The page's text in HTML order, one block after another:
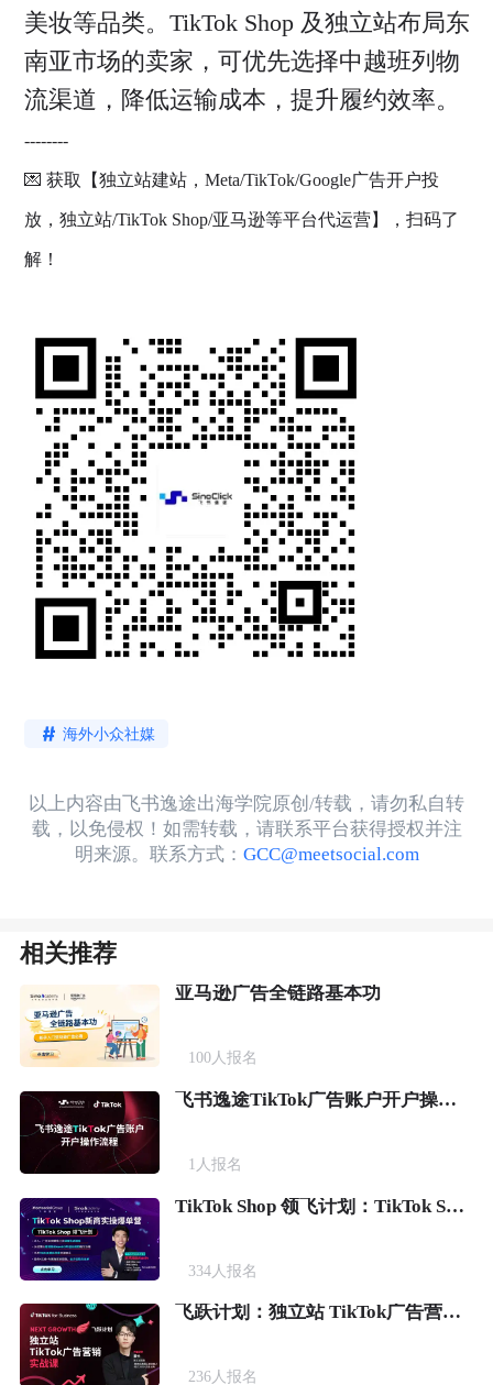
美妆等品类。TikTok Shop 及独立站布局东
南亚市场的卖家，可优先选择中越班列物
流渠道，降低运输成本，提升履约效率。
--------
💌 获取【独立站建站，Meta/TikTok/Google广告开户投
放，独立站/TikTok Shop/亚马逊等平台代运营】，扫码了
解！
海外小众社媒
以上内容由飞书逸途出海学院原创/转载，请勿私自转
载，以免侵权！如需转载，请联系平台获得授权并注
明来源。联系方式： GCC@meetsocial.com
相关推荐
亚马逊广告全链路基本功
100人报名
飞书逸途TikTok广告账户开户操作流程
1 人报名
TikTok Shop 领飞计划：TikTok Shop新商实操爆单营
334人报名
飞跃计划：独立站 TikTok广告营销实战课
236人报名